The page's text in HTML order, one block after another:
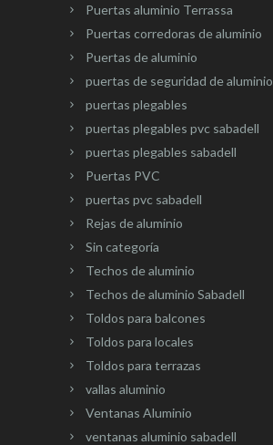
Puertas aluminio Terrassa
Puertas corredoras de aluminio
Puertas de aluminio
puertas de seguridad de aluminio
puertas plegables
puertas plegables pvc sabadell
puertas plegables sabadell
Puertas PVC
puertas pvc sabadell
Rejas de aluminio
Sin categoría
Techos de aluminio
Techos de aluminio Sabadell
Toldos para balcones
Toldos para locales
Toldos para terrazas
vallas aluminio
Ventanas Aluminio
ventanas aluminio sabadell